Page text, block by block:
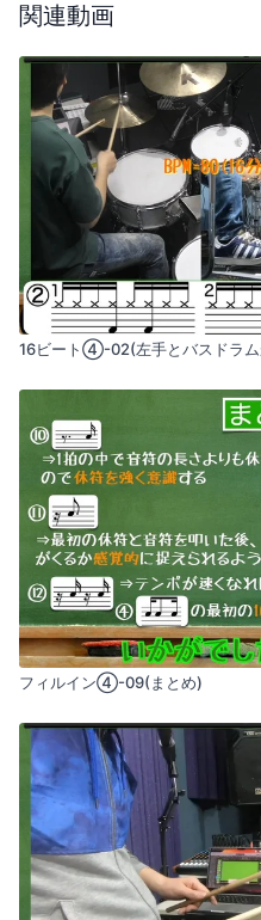
関連動画
16ビート④-02(左手とバスドラム
フィルイン④-09(まとめ)